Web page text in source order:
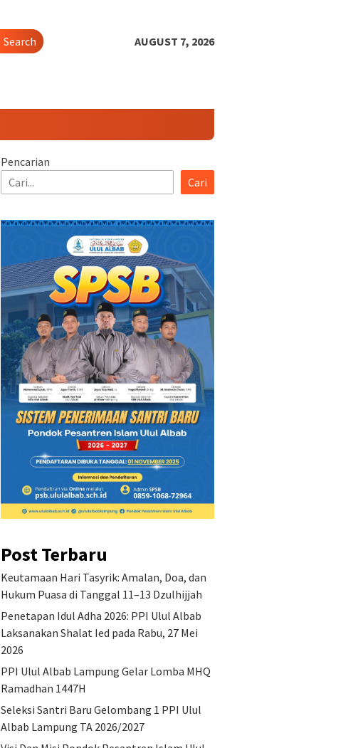
Search AUGUST 7, 2026
Pencarian
Cari
Post Terbaru
Keutamaan Hari Tasyrik: Amalan, Doa, dan
Hukum Puasa di Tanggal 11–13 Dzulhijjah
Penetapan Idul Adha 2026: PPI Ulul Albab
Laksanakan Shalat Ied pada Rabu, 27 Mei
2026
PPI Ulul Albab Lampung Gelar Lomba MHQ
Ramadhan 1447H
Seleksi Santri Baru Gelombang 1 PPI Ulul
Albab Lampung TA 2026/2027